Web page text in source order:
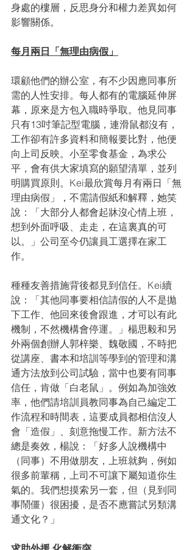
身處的樓層，反思身分和權力差異如何
影響關係。
每月兩日「無理由病假」
環顧他們的辦公室，有不少因應同事所
需的人性安排。每人都有的電腦延伸屏
幕，原來是方包入職時爭取。他見同事
只有13吋筆記型電腦，連滑鼠都沒有，
工作卻有許多資料和簡報要比對，他便
向上司反映。小至零食基金，為求公
平，會有供大家填寫的願望清單，並列
明購買原則。Kei最欣賞每月有兩日「無
理由病假」，不需請假紙和解釋，她笑
說：「大部分人都會起牀沒心情上班，
想到外面呼吸、走走，在這裏真的可
以。」公司至今仍讓員工選擇在家工
作。
種種友善措施背後都見到信任。Kei續
說：「其他同事要相信請假的人不是拋
下工作、他回來後會跟進，才可以有此
機制，不然機構會停運。」楊思毅和另
外兩個創辦人郭梓樂、魏敬國，不時把
從講座、書本和培訓等學到的管理和溝
通方法放到公司試驗，當中也要有同事
信任，肯做「白老鼠」。例如為加強效
率，他們請培訓員教同事為自己編定工
作流程和時間表，這要成員都相信沒人
會「造假」、刻意拖慢工作。新方法不
總是奏效，楊說：「好多人說機構中
（同事）不用做朋友，上班就夠，例如
很多前輩稱，上司不可讓下屬知道你生
氣的。我們想摸索另一套，但（見到同
事鬧僵）很困擾，是否不應嘗試另類溝
通文化？」